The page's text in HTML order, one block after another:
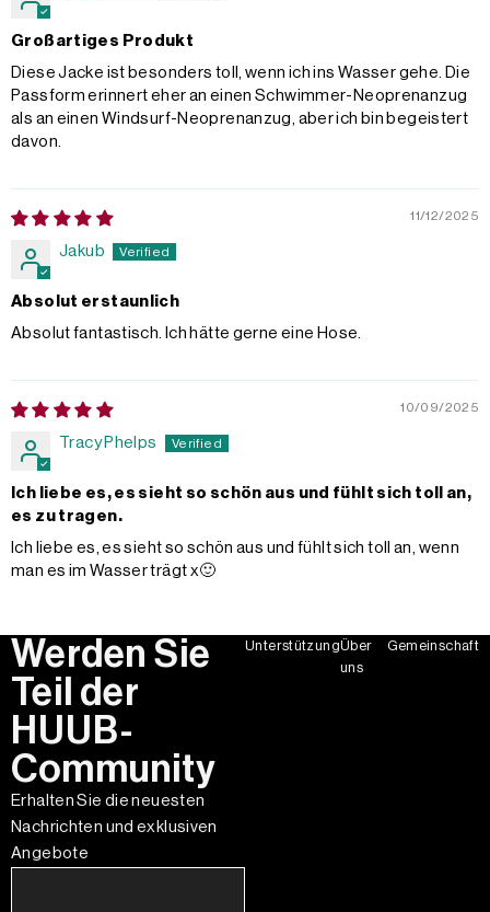
Großartiges Produkt
Diese Jacke ist besonders toll, wenn ich ins Wasser gehe. Die
Passform erinnert eher an einen Schwimmer-Neoprenanzug
als an einen Windsurf-Neoprenanzug, aber ich bin begeistert
davon.
11/12/2025
Jakub
Absolut erstaunlich
Absolut fantastisch. Ich hätte gerne eine Hose.
10/09/2025
Tracy Phelps
Ich liebe es, es sieht so schön aus und fühlt sich toll an,
es zu tragen.
Ich liebe es, es sieht so schön aus und fühlt sich toll an, wenn
man es im Wasser trägt x🙂
Werden Sie
Teil der
HUUB-
Community
Erhalten Sie die neuesten
Nachrichten und exklusiven
Angebote
UnterstützungÜber
uns
Gemeinschaft